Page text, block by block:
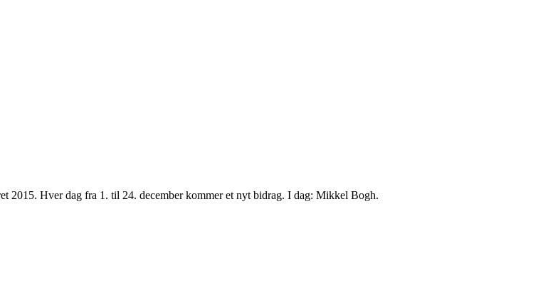
2015. Hver dag fra 1. til 24. december kommer et nyt bidrag. I dag: Mikkel Bogh.